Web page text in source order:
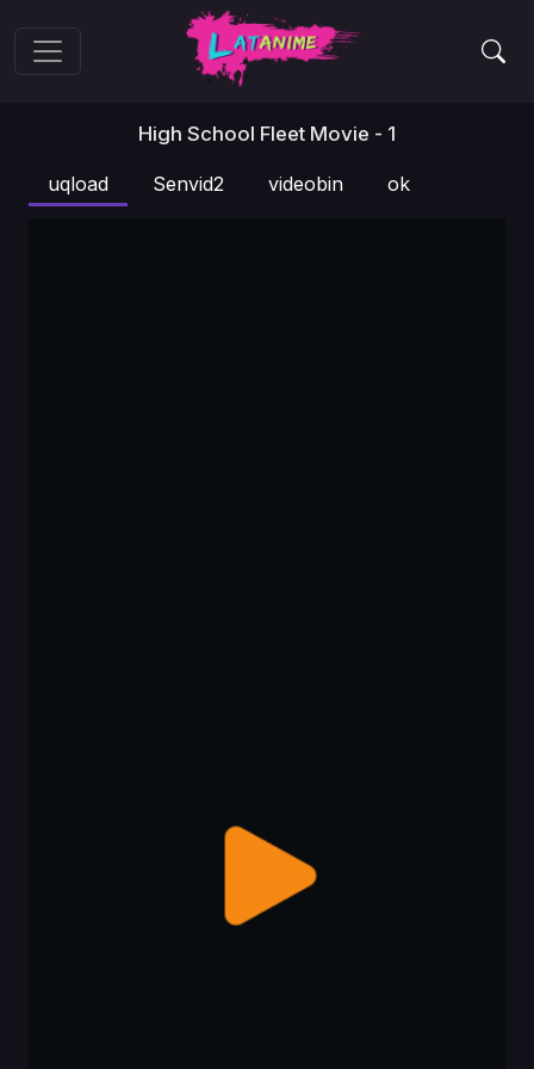
High School Fleet Movie - 1
uqload Senvid2 videobin ok